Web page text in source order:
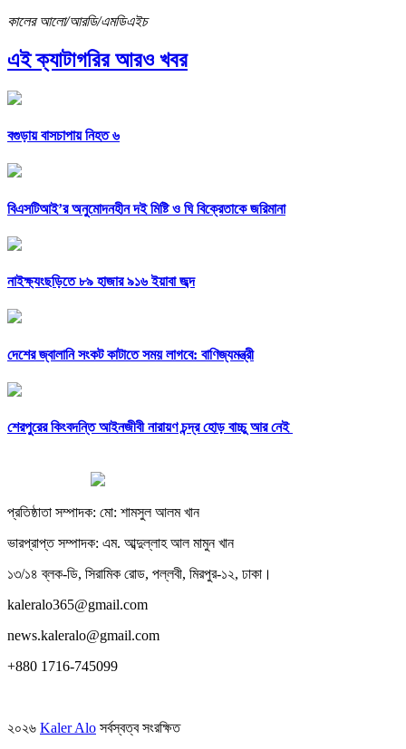
কালের আলো/আরডি/এমডিএইচ
এই ক্যাটাগরির আরও খবর
বগুড়ায় বাসচাপায় নিহত ৬
বিএসটিআই’র অনুমোদনহীন দই মিষ্টি ও ঘি বিক্রেতাকে জরিমানা
নাইক্ষ্যংছড়িতে ৮৯ হাজার ৯১৬ ইয়াবা জব্দ
দেশের জ্বালানি সংকট কাটাতে সময় লাগবে: বাণিজ্যমন্ত্রী
শেরপুরের কিংবদন্তি আইনজীবী নারায়ণ চন্দ্র হোড় বাচ্চু আর নেই
প্রতিষ্ঠাতা সম্পাদক: মো: শামসুল আলম খান
ভারপ্রাপ্ত সম্পাদক: এম. আব্দুল্লাহ আল মামুন খান
১৩/১৪ ব্লক-ডি, সিরামিক রোড, পল্লবী, মিরপুর-১২, ঢাকা।
kaleralo365@gmail.com
news.kaleralo@gmail.com
+880 1716-745099
২০২৬ Kaler Alo সর্বস্বত্ব সংরক্ষিত